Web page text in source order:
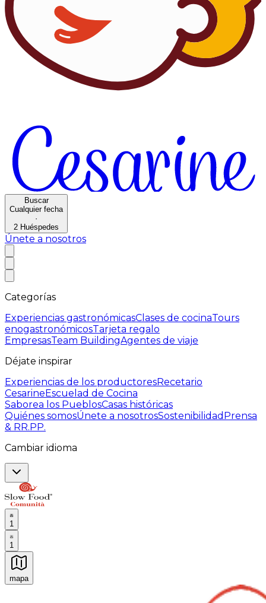
Buscar
Cualquier fecha
·
2 Huéspedes
Únete a nosotros
Categorías
Experiencias gastronómicasClases de cocinaTours
enogastronómicosTarjeta regalo
EmpresasTeam BuildingAgentes de viaje
Déjate inspirar
Experiencias de los productoresRecetario
CesarineEscuelad de Cocina
Saborea los PueblosCasas históricas
Quiénes somosÚnete a nosotrosSostenibilidad Prensa
& RR.PP.
Cambiar idioma
1
1
mapa
Experiencias culinarias inolvidables: Experiencias